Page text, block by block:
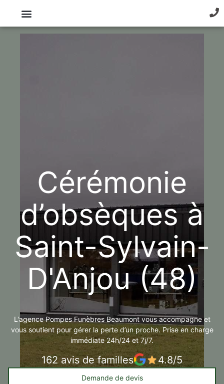
Cérémonie
d’obsèques à
Saint-Sylvain-
D'Anjou (48)
L'agence Pompes Funèbres Beaumont vous accompagne et
vous soutient pour gérer la perte d’un proche. Prise en charge
immédiate 24h/24 et 7j/7.
162 avis de familles 4.8/5
Demande de devis